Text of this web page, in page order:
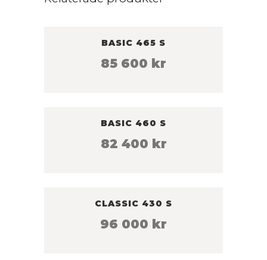
BASIC 465 S
85 600 kr
BASIC 460 S
82 400 kr
CLASSIC 430 S
96 000 kr